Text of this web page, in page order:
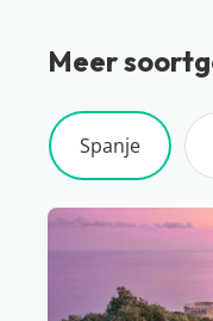
Meer
Spanje